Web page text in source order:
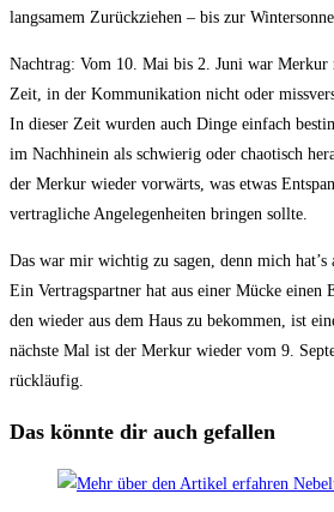
langsamem Zurückziehen – bis zur
Nachtrag: Vom 10. Mai bis 2. Juni war
Zeit, in der Kommunikation nicht oder
In dieser Zeit wurden auch Dinge einfach
im Nachhinein als schwierig oder chaotisch
der Merkur wieder vorwärts, was etwas
vertragliche Angelegenheiten bringen sollte.
Das war mir wichtig zu sagen, denn mich
Ein Vertragspartner hat aus einer Mücke einen
den wieder aus dem Haus zu bekommen, ist
nächste Mal ist der Merkur wieder vom 9.
rückläufig.
Das könnte dir auch gefallen